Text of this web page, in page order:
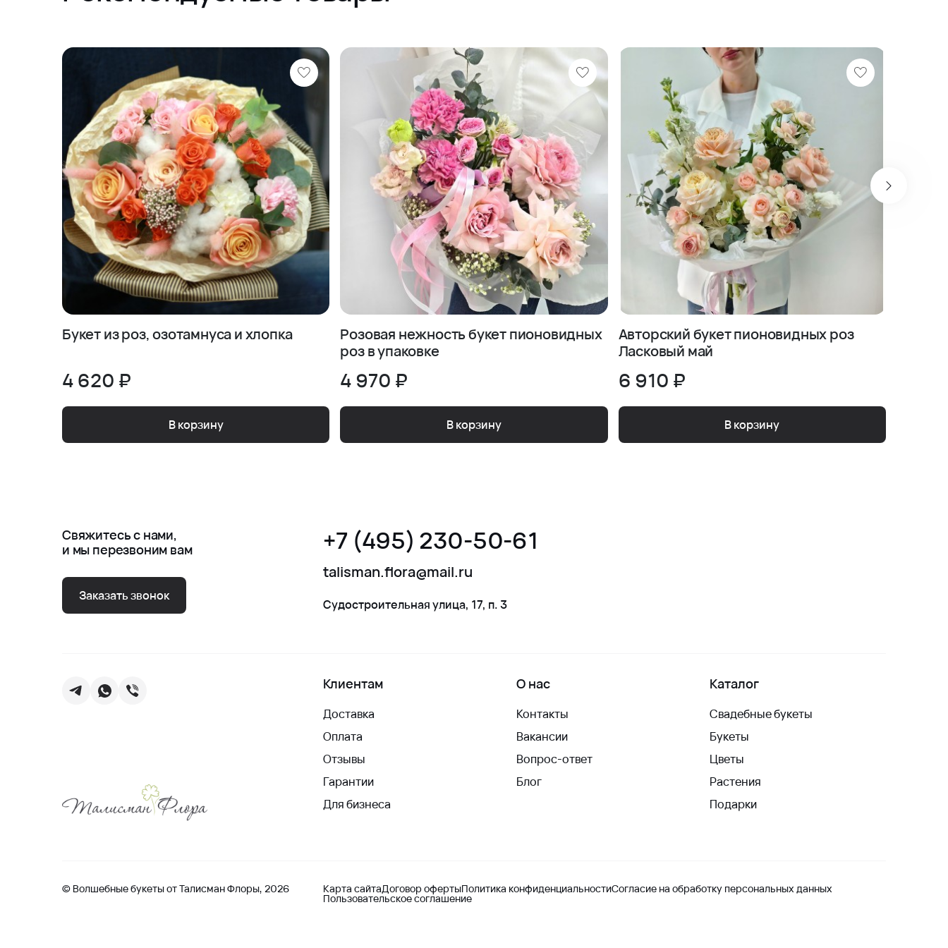
Букет из роз, озотамнуса и хлопка
4 620 ₽
В корзину
Розовая нежность букет пионовидных
роз в упаковке
4 970 ₽
В корзину
Авторский букет пионовидных роз
Ласковый май
6 910 ₽
В корзину
Свяжитесь с нами,
и мы перезвоним вам
Заказать звонок
+7 (495) 230-50-61
talisman.flora@mail.ru
Судостроительная улица, 17, п. 3
Клиентам
Доставка
Оплата
Отзывы
Гарантии
Для бизнеса
О нас
Контакты
Вакансии
Вопрос-ответ
Блог
Каталог
Свадебные букеты
Букеты
Цветы
Растения
Подарки
© Волшебные букеты от Талисман Флоры, 2026 Карта сайтаДоговор офертыПолитика конфиденциальностиСогласие на обработку персональных данных
Пользовательское соглашение